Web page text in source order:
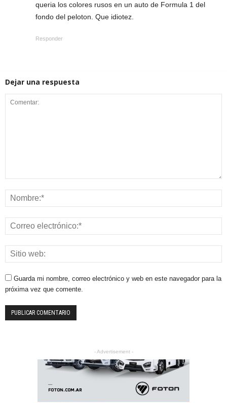
queria los colores rusos en un auto de Formula 1 del
fondo del peloton. Que idiotez.
Responder
Dejar una respuesta
Guarda mi nombre, correo electrónico y web en este navegador para la
próxima vez que comente.
- Advertisement -